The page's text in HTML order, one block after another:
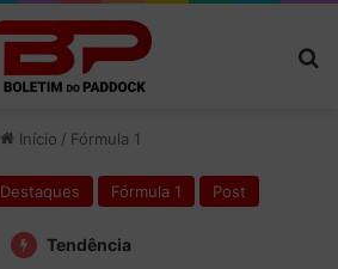
Início / Fórmula 1
Destaques Fórmula 1 Post
Tendência